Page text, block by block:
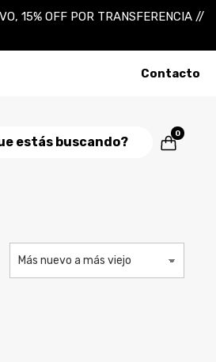
15% OFF POR TRANSFERENCIA //
Contacto
0